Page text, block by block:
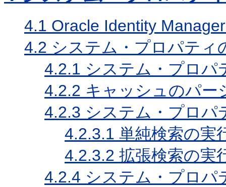
4.1 Oracle Identity
4.2 システム・プロパティ
4.2.1 システム・プロパ
4.2.2 キャッシュのパー
4.2.3 システム・プロパ
4.2.3.1 単純検索の実
4.2.3.2 拡張検索の実
4.2.4 システム・プロパ